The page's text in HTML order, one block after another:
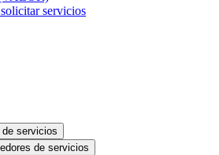
servicios
de servicios
de servicios